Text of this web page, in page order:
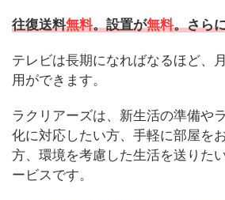
往復送料無料。設置が無料。さら
テレビは長期になればなるほど、
用ができます。
ラクリアーズは、新生活の準備や
化に対応したい方、手軽に部屋を
方、環境を考慮した生活を送りた
ービスです。